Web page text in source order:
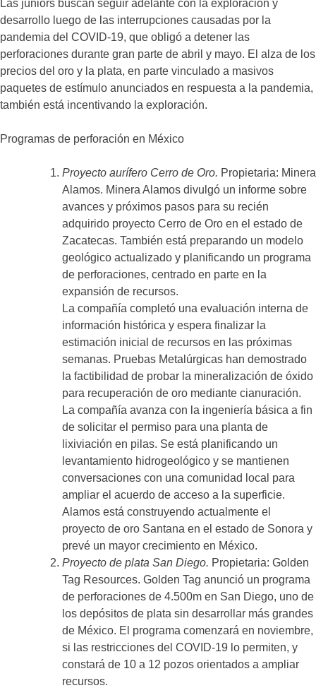
Las júniors buscan seguir adelante con la exploración y
desarrollo luego de las interrupciones causadas por la
pandemia del COVID-19, que obligó a detener las
perforaciones durante gran parte de abril y mayo. El alza de los
precios del oro y la plata, en parte vinculado a masivos
paquetes de estímulo anunciados en respuesta a la pandemia,
también está incentivando la exploración.
Programas de perforación en México
Proyecto aurífero Cerro de Oro. Propietaria: Minera
Alamos. Minera Alamos divulgó un informe sobre
avances y próximos pasos para su recién
adquirido proyecto Cerro de Oro en el estado de
Zacatecas. También está preparando un modelo
geológico actualizado y planificando un programa
de perforaciones, centrado en parte en la
expansión de recursos.
La compañía completó una evaluación interna de
información histórica y espera finalizar la
estimación inicial de recursos en las próximas
semanas. Pruebas Metalúrgicas han demostrado
la factibilidad de probar la mineralización de óxido
para recuperación de oro mediante cianuración.
La compañía avanza con la ingeniería básica a fin
de solicitar el permiso para una planta de
lixiviación en pilas. Se está planificando un
levantamiento hidrogeológico y se mantienen
conversaciones con una comunidad local para
ampliar el acuerdo de acceso a la superficie.
Alamos está construyendo actualmente el
proyecto de oro Santana en el estado de Sonora y
prevé un mayor crecimiento en México.
Proyecto de plata San Diego. Propietaria: Golden
Tag Resources. Golden Tag anunció un programa
de perforaciones de 4.500m en San Diego, uno de
los depósitos de plata sin desarrollar más grandes
de México. El programa comenzará en noviembre,
si las restricciones del COVID-19 lo permiten, y
constará de 10 a 12 pozos orientados a ampliar
recursos.